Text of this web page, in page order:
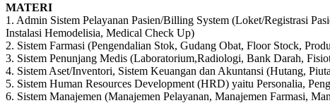
MATERI
1. Admin Sistem Pelayanan Pasien/Billing System (Loket/Registrasi
Instalasi Hemodelisia, Medical Check Up)
2. Sistem Farmasi (Pengendalian Stok, Gudang Obat, Floor Stock,
3. Sistem Penunjang Medis (Laboratorium,Radiologi, Bank Darah,
4. Sistem Aset/Inventori, Sistem Keuangan dan Akuntansi (Hutang,
5. Sistem Human Resources Development (HRD) yaitu Personalia,
6. Sistem Manajemen (Manajemen Pelayanan, Manajemen Farmasi,